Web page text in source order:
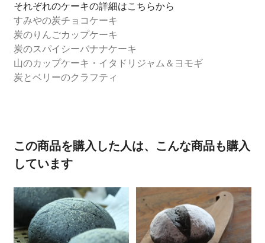
それぞれのケーキの詳細はこちらから
すみやの炭チョコケーキ
炭のりんごカップケーキ
炭のスパイシーバナナケーキ
山のカップケーキ・イタドリジャム＆ヨモギ
炭とベリーのクラフティ
この商品を購入した人は、こんな商品も購入
しています